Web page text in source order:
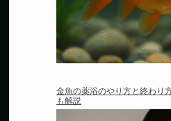
金魚の薬浴のやり方と終わり
も解説